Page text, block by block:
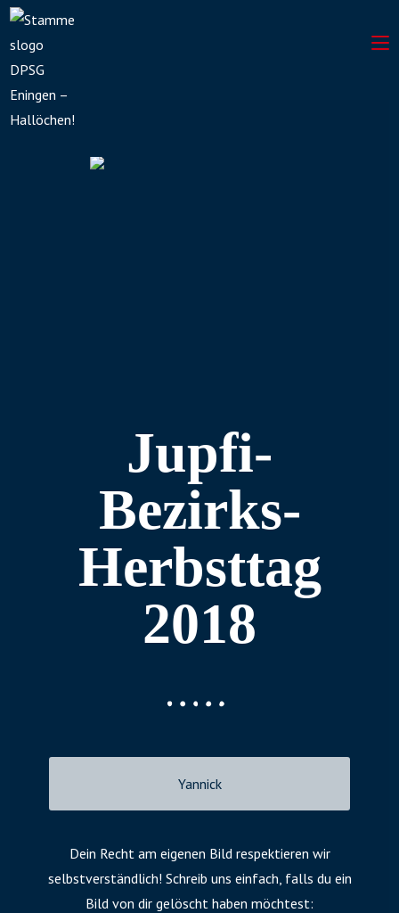
Jupfi-
Bezirks-
Herbsttag
2018
Yannick
Dein Recht am eigenen Bild respektieren wir
selbstverständlich! Schreib uns einfach, falls du ein
Bild von dir gelöscht haben möchtest: